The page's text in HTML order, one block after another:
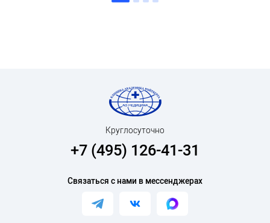
Круглосуточно
+7 (495) 126-41-31
Связаться с нами в мессенджерах